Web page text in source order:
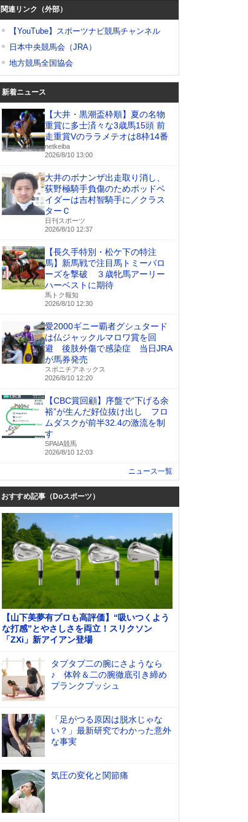
関連リンク（外部）
【YouTube】スポーツナビ競馬チャンネル
日本中央競馬会（JRA）
地方競馬全国協会
新着ニュース
【大井・黒潮盃枠順】夏の名物
重賞に多士済々な3歳馬15頭 前
走重賞Vのララメテオは8枠14番
netkeiba
2026/8/10 13:00
大井のボナンザ出走取り消し、
荻野極騎手負傷のためポッドベ
イダーは吉村智騎手に／クラス
ターＣ
日刊スポーツ
2026/8/10 12:37
【長久手特別・松ケ下の特注
馬】新馬戦で注目馬トミーバロ
ーズを撃破 ３歳牝馬アーリー
ハーベストに期待
馬トク報知
2026/8/10 12:30
愛2000ギニー覇者グシュタード
は仏ジャックルマロワ賞を回
避 後肢外傷で感染症 当日JRA
が馬券発売
スポニチアネックス
2026/8/10 12:20
【CBC賞回顧】序盤で“下げる余
裕”が生んだ好位抜け出し フロ
ムダスクが前半32.4の激流を制
す
SPAIA競馬
2026/8/10 12:03
ニュース一覧
おすすめ記事（Doスポーツ）
【山下美夢有プロも高評価】“吸いつくよう
な打感”とやさしさを両立！スリクソン
「ZXi」新アイアン登場
タプタプ二の腕にさようなら
♪ 体幹＆二の腕徹底引き締め
プランクプッシュ
「足がつる原因は脱水じゃな
い？」最新研究でわかった意外
な事実
気圧の変化と関節痛